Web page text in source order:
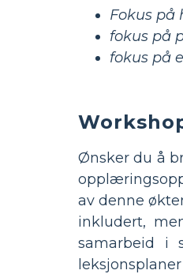
Fokus på
fokus på
fokus på
Ønsker du å
av denne
inkludert,
samarbeid i